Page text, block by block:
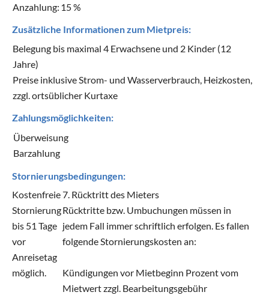
Anzahlung: 15 %
Zusätzliche Informationen zum Mietpreis:
Belegung bis maximal 4 Erwachsene und 2 Kinder (12
Jahre)
Preise inklusive Strom- und Wasserverbrauch, Heizkosten,
zzgl. ortsüblicher Kurtaxe
Zahlungsmöglichkeiten:
Überweisung
Barzahlung
Stornierungsbedingungen:
Kostenfreie
Stornierung
bis 51 Tage
vor
Anreisetag
möglich.
7. Rücktritt des Mieters
Rücktritte bzw. Umbuchungen müssen in
jedem Fall immer schriftlich erfolgen. Es fallen
folgende Stornierungskosten an:
Kündigungen vor Mietbeginn Prozent vom
Mietwert zzgl. Bearbeitungsgebühr